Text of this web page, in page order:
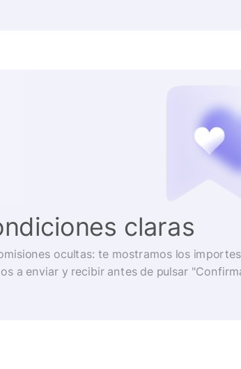
claras
ocultas: te mostramos los importes
a enviar y recibir antes de pulsar